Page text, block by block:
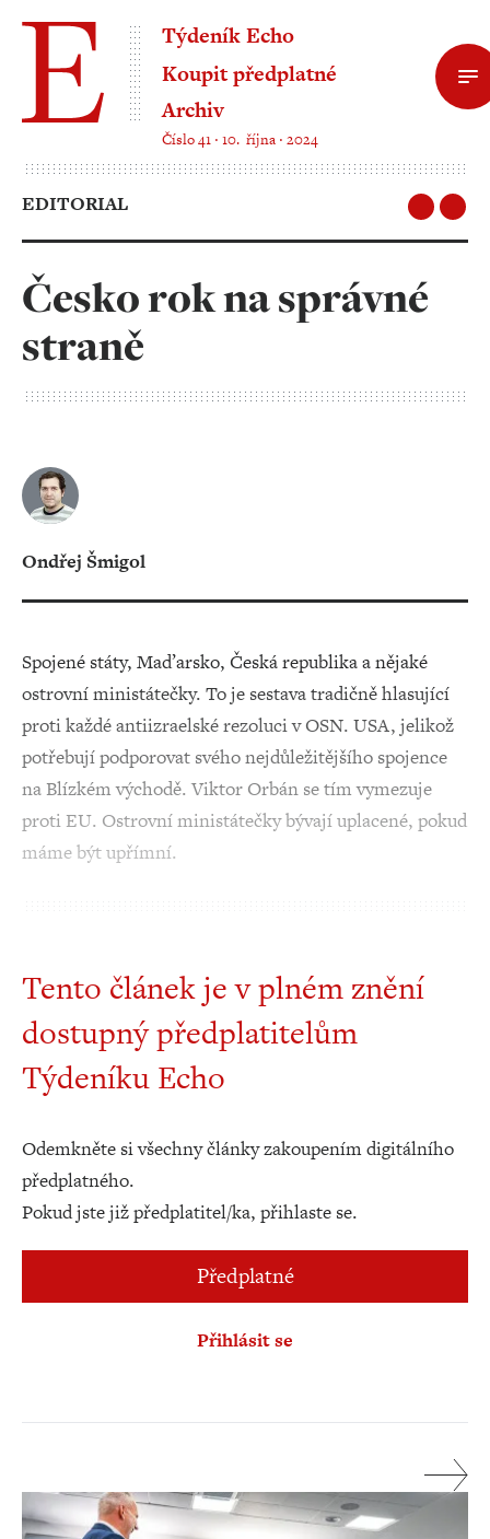
Týdeník Echo
Koupit předplatné
Archiv
Číslo 41 ‧ 10. října ‧ 2024
EDITORIAL
Česko rok na správné
straně
Ondřej Šmigol
Spojené státy, Maďarsko, Česká republika a nějaké
ostrovní ministátečky. To je sestava tradičně hlasující
proti každé antiizraelské rezoluci v OSN. USA, jelikož
potřebují podporovat svého nejdůležitějšího spojence
na Blízkém východě. Viktor Orbán se tím vymezuje
proti EU. Ostrovní ministátečky bývají uplacené, pokud
máme být upřímní.
Tento článek je v plném znění
dostupný předplatitelům
Týdeníku Echo
Odemkněte si všechny články zakoupením digitálního
předplatného.
Pokud jste již předplatitel/ka, přihlaste se.
Předplatné
Přihlásit se